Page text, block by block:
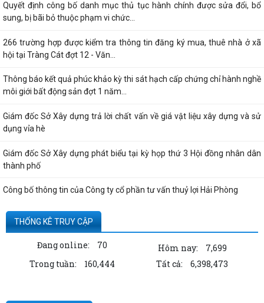
Quyết định công bố danh mục thủ tục hành chính được sửa đổi, bổ
sung, bị bãi bỏ thuộc phạm vi chức...
266 trường hợp được kiểm tra thông tin đăng ký mua, thuê nhà ở xã
hội tại Tràng Cát đợt 12 - Văn...
Thông báo kết quả phúc khảo kỳ thi sát hạch cấp chứng chỉ hành nghề
môi giới bất động sản đợt 1 năm...
Giám đốc Sở Xây dựng trả lời chất vấn về giá vật liệu xây dựng và sử
dụng vỉa hè
Giám đốc Sở Xây dựng phát biểu tại kỳ họp thứ 3 Hội đồng nhân dân
thành phố
Công bố thông tin của Công ty cổ phần tư vấn thuỷ lợi Hải Phòng
Quyết định công bố thủ tục hành chính nội bộ được sửa đổi, bổ sung
thuộc phạm vi, chức năng quản lý...
Thông tin về số lượng căn hộ chung cư thuộc dự án Hoàng Huy Sở Dầu
đã bán cho các tổ chức, cá nhân...
Công ty TNHH ống thép 190 - Văn bản...
THỐNG KÊ TRUY CẬP
Đang online: 70 Hôm nay:
7,699
Trong tuần:
160,444 Tất cả: 6,398,473